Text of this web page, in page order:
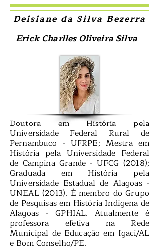
Deisiane da Silva Bezerra
Erick Charlles Oliveira Silva
Doutora em História pela
Universidade Federal Rural de
Pernambuco - UFRPE; Mestra em
História pela Universidade Federal
de Campina Grande - UFCG (2018);
Graduada em História pela
Universidade Estadual de Alagoas -
UNEAL (2013). É membro do Grupo
de Pesquisas em História Indígena de
Alagoas - GPHIAL. Atualmente é
professora efetiva na Rede
Municipal de Educação em Igaci/AL
e Bom Conselho/PE.